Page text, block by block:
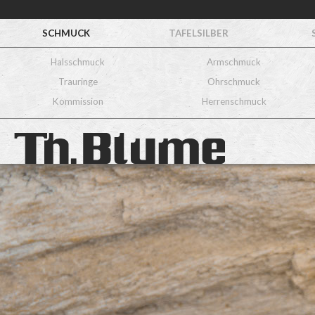
SCHMUCK TAFELSILBER
Halsschmuck
Armschmuck
Trauringe
Ohrschmuck
Kommission
Herrenschmuck
Ring
Nr. 621
900/ooo Gold
Brillant 2,19 ct.
Sonderanfertigung -Kundenauftrag
Preis auf Anfrage